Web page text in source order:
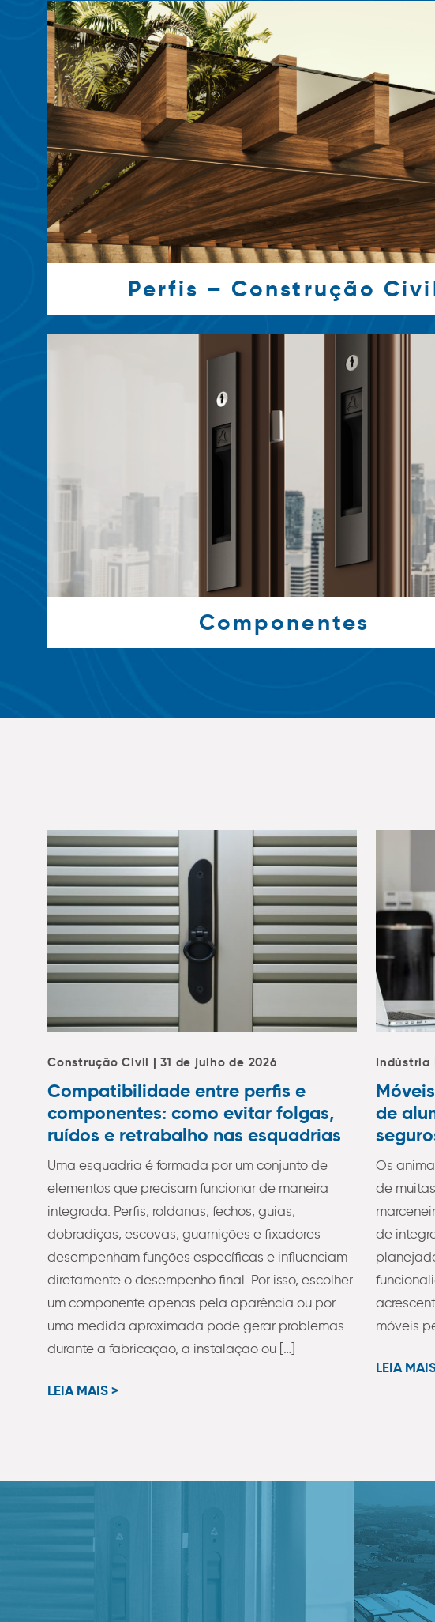
Perfis – Construção
Componentes
Construção Civil | 31 de julho de 2026
Compatibilidade entre perfis e
componentes: como evitar folgas,
ruídos e retrabalho nas esquadrias
Uma esquadria é formada por um conjunto de
elementos que precisam funcionar de maneira
integrada. Perfis, roldanas, fechos, guias,
dobradiças, escovas, guarnições e fixadores
desempenham funções específicas e influenciam
diretamente o desempenho final. Por isso, escolher
um componente apenas pela aparência ou por
uma medida aproximada pode gerar problemas
durante a fabricação, a instalação ou […]
LEIA MAIS >
Indústria
de
Os
de
de
móveis
LEIA